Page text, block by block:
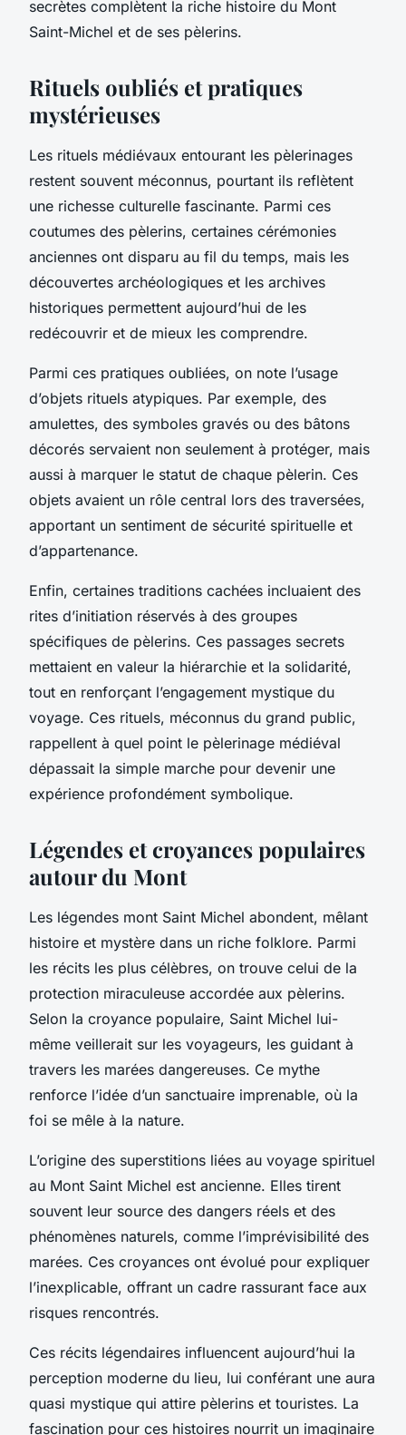
secrètes complètent la riche histoire du Mont
Saint-Michel et de ses pèlerins.
Rituels oubliés et pratiques
mystérieuses
Les rituels médiévaux entourant les pèlerinages
restent souvent méconnus, pourtant ils reflètent
une richesse culturelle fascinante. Parmi ces
coutumes des pèlerins, certaines cérémonies
anciennes ont disparu au fil du temps, mais les
découvertes archéologiques et les archives
historiques permettent aujourd’hui de les
redécouvrir et de mieux les comprendre.
Parmi ces pratiques oubliées, on note l’usage
d’objets rituels atypiques. Par exemple, des
amulettes, des symboles gravés ou des bâtons
décorés servaient non seulement à protéger, mais
aussi à marquer le statut de chaque pèlerin. Ces
objets avaient un rôle central lors des traversées,
apportant un sentiment de sécurité spirituelle et
d’appartenance.
Enfin, certaines traditions cachées incluaient des
rites d’initiation réservés à des groupes
spécifiques de pèlerins. Ces passages secrets
mettaient en valeur la hiérarchie et la solidarité,
tout en renforçant l’engagement mystique du
voyage. Ces rituels, méconnus du grand public,
rappellent à quel point le pèlerinage médiéval
dépassait la simple marche pour devenir une
expérience profondément symbolique.
Légendes et croyances populaires
autour du Mont
Les légendes mont Saint Michel abondent, mêlant
histoire et mystère dans un riche folklore. Parmi
les récits les plus célèbres, on trouve celui de la
protection miraculeuse accordée aux pèlerins.
Selon la croyance populaire, Saint Michel lui-
même veillerait sur les voyageurs, les guidant à
travers les marées dangereuses. Ce mythe
renforce l’idée d’un sanctuaire imprenable, où la
foi se mêle à la nature.
L’origine des superstitions liées au voyage spirituel
au Mont Saint Michel est ancienne. Elles tirent
souvent leur source des dangers réels et des
phénomènes naturels, comme l’imprévisibilité des
marées. Ces croyances ont évolué pour expliquer
l’inexplicable, offrant un cadre rassurant face aux
risques rencontrés.
Ces récits légendaires influencent aujourd’hui la
perception moderne du lieu, lui conférant une aura
quasi mystique qui attire pèlerins et touristes. La
fascination pour ces histoires nourrit un imaginaire